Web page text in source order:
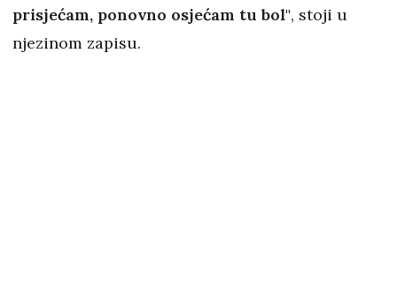
prisjećam, ponovno osjećam tu bol", stoji u
njezinom zapisu.